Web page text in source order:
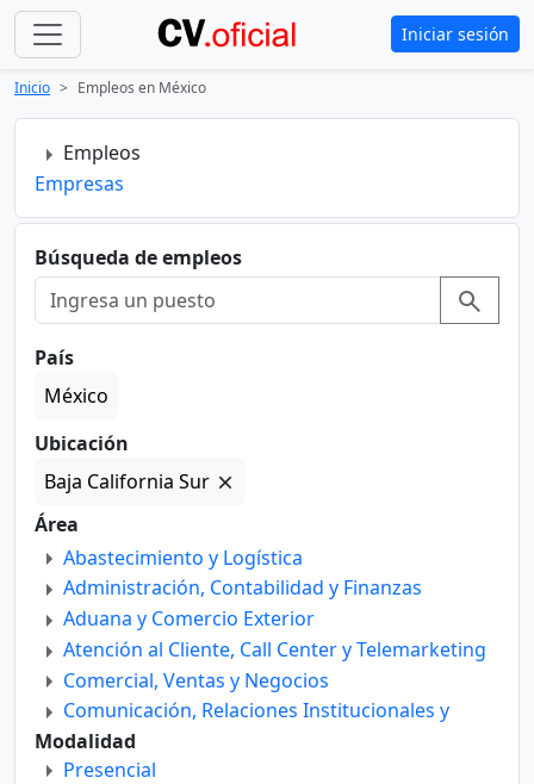
Iniciar sesión
Inicio Empleos en México
Empleos
Empresas
Búsqueda de empleos
País
México
Ubicación
Baja California Sur
Área
Abastecimiento y Logística
Administración, Contabilidad y Finanzas
Aduana y Comercio Exterior
Atención al Cliente, Call Center y Telemarketing
Comercial, Ventas y Negocios
Comunicación, Relaciones Institucionales y
Públicas
Departamento Técnico
Modalidad
Presencial